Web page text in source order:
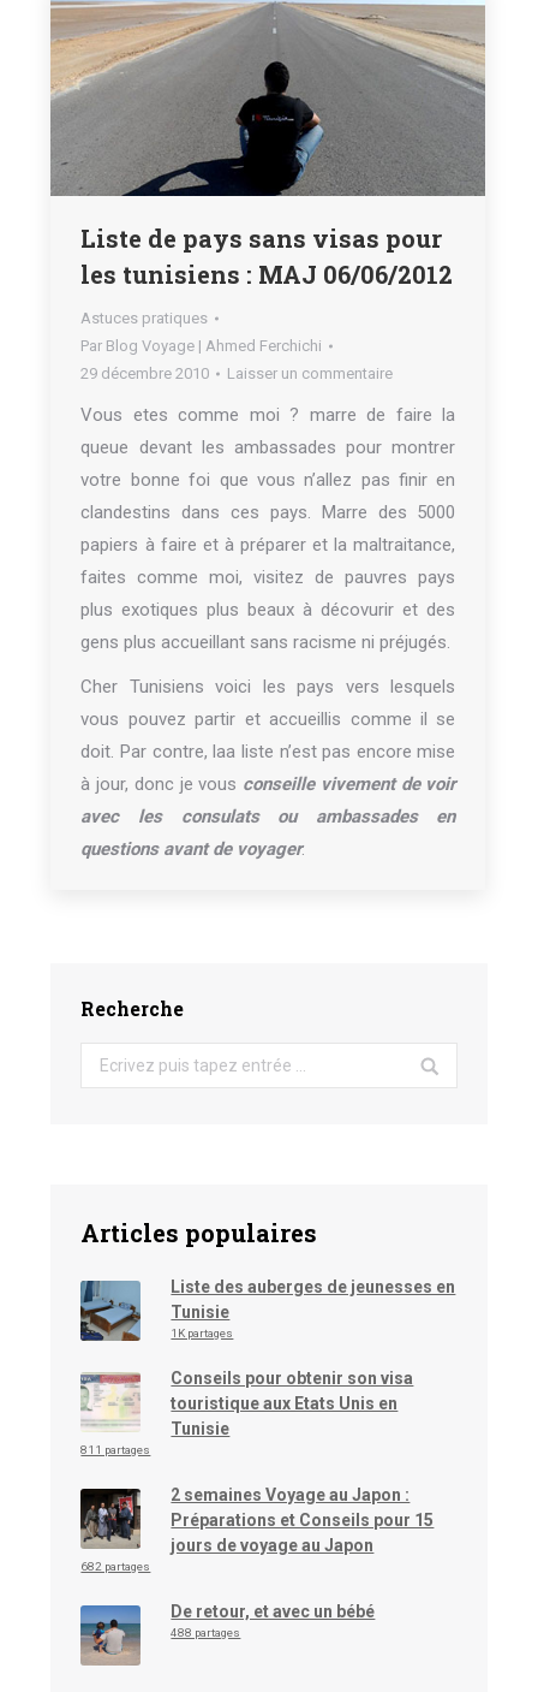
Liste de pays sans visas pour
les tunisiens : MAJ 06/06/2012
Astuces pratiques
Par Blog Voyage | Ahmed Ferchichi
29 décembre 2010
Laisser un commentaire
Vous etes comme moi ? marre de faire la
queue devant les ambassades pour montrer
votre bonne foi que vous n’allez pas finir en
clandestins dans ces pays. Marre des 5000
papiers à faire et à préparer et la maltraitance,
faites comme moi, visitez de pauvres pays
plus exotiques plus beaux à décovurir et des
gens plus accueillant sans racisme ni préjugés.
Cher Tunisiens voici les pays vers lesquels
vous pouvez partir et accueillis comme il se
doit. Par contre, laa liste n’est pas encore mise
à jour, donc je vous conseille vivement de voir
avec les consulats ou ambassades en
questions avant de voyager.
Recherche
Search:
Articles populaires
Liste des auberges de jeunesses en
Tunisie
1K partages
Conseils pour obtenir son visa
touristique aux Etats Unis en
Tunisie
811 partages
2 semaines Voyage au Japon :
Préparations et Conseils pour 15
jours de voyage au Japon
682 partages
De retour, et avec un bébé
488 partages